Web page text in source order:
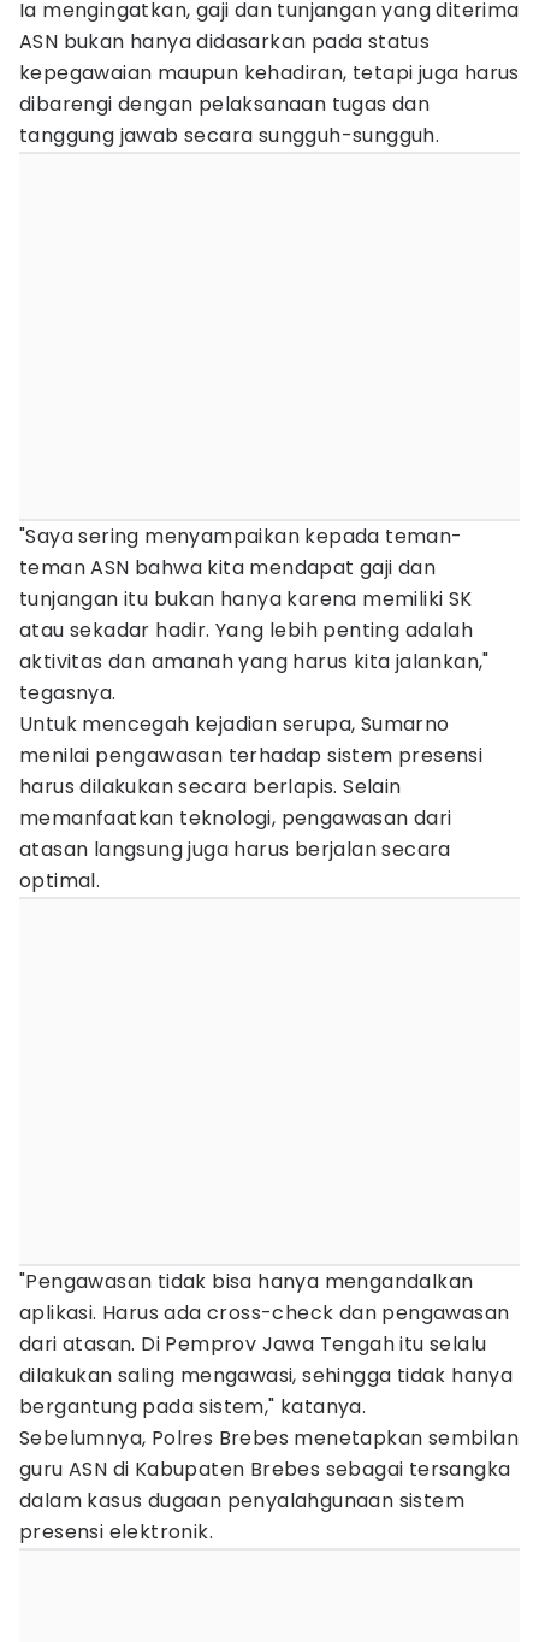
Ia mengingatkan, gaji dan tunjangan yang diterima
ASN bukan hanya didasarkan pada status
kepegawaian maupun kehadiran, tetapi juga harus
dibarengi dengan pelaksanaan tugas dan
tanggung jawab secara sungguh-sungguh.
"Saya sering menyampaikan kepada teman-
teman ASN bahwa kita mendapat gaji dan
tunjangan itu bukan hanya karena memiliki SK
atau sekadar hadir. Yang lebih penting adalah
aktivitas dan amanah yang harus kita jalankan,"
tegasnya.
Untuk mencegah kejadian serupa, Sumarno
menilai pengawasan terhadap sistem presensi
harus dilakukan secara berlapis. Selain
memanfaatkan teknologi, pengawasan dari
atasan langsung juga harus berjalan secara
optimal.
"Pengawasan tidak bisa hanya mengandalkan
aplikasi. Harus ada cross-check dan pengawasan
dari atasan. Di Pemprov Jawa Tengah itu selalu
dilakukan saling mengawasi, sehingga tidak hanya
bergantung pada sistem," katanya.
Sebelumnya, Polres Brebes menetapkan sembilan
guru ASN di Kabupaten Brebes sebagai tersangka
dalam kasus dugaan penyalahgunaan sistem
presensi elektronik.